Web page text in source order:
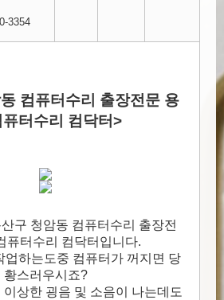
3354
컴퓨터수리 출장전문 용
터수리 컴닥터>
구 청암동 컴퓨터수리 출장전
퓨터수리 컴닥터입니다.
업하는도중 컴퓨터가 꺼지면 당
황스러우시죠?
상한 굉음 및 소음이 나는데도